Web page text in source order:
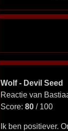
Wolf - Devil Seed
Reactie van
Score: 80/ 100
Ik ben positiever.